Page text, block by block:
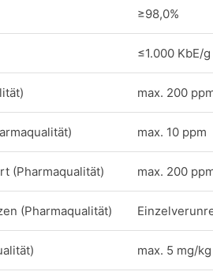
≥98,0%
≤1.000 KbE/g
max. 200
max. 10 ppm
(Pharmaqualität) max. 200
(Pharmaqualität)
max. 5 mg/kg